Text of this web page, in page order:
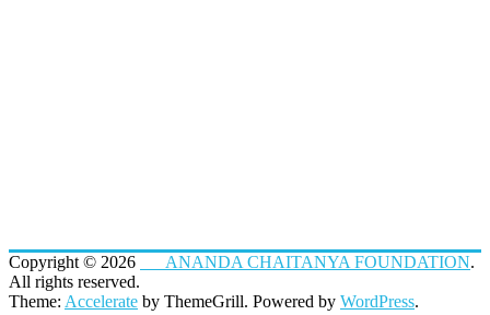
Copyright © 2026 ANANDA CHAITANYA FOUNDATION.
All rights reserved.
Theme: Accelerate by ThemeGrill. Powered by WordPress.